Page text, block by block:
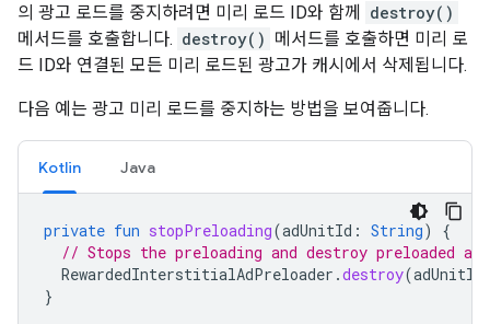
의 광고 로드를 중지하려면 미리 로드 ID와 함께
destroy()
메서드를 호출합니다. destroy() 메서드를 호출하면 미리 로
드 ID와 연결된 모든 미리 로드된 광고가 캐시에서 삭제됩니다.
다음 예는 광고 미리 로드를 중지하는 방법을 보여줍니다.
Kotlin Java
private fun stopPreloading(adUnitId : String)
{
// Stops the preloading and destroy preloaded
RewardedInterstitialAdPreloader .destroy(adUnitId
}